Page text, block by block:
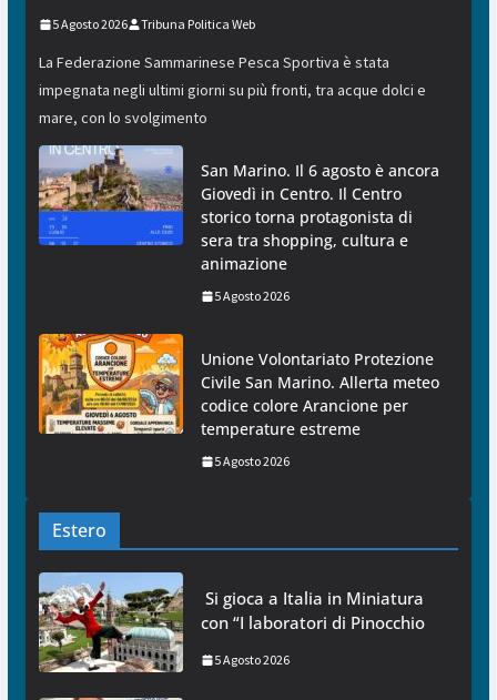
5 Agosto 2026 Tribuna Politica Web
La Federazione Sammarinese Pesca Sportiva è stata
impegnata negli ultimi giorni su più fronti, tra acque dolci e
mare, con lo svolgimento
San Marino. Il 6 agosto è ancora
Giovedì in Centro. Il Centro
storico torna protagonista di
sera tra shopping, cultura e
animazione
5 Agosto 2026
Unione Volontariato Protezione
Civile San Marino. Allerta meteo
codice colore Arancione per
temperature estreme
5 Agosto 2026
Estero
Si gioca a Italia in Miniatura
con “I laboratori di Pinocchio
5 Agosto 2026